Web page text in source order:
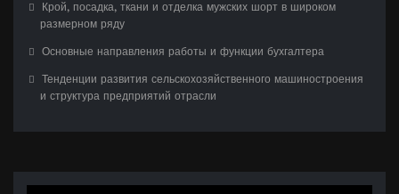
Крой, посадка, ткани и отделка мужских шорт в широком
размерном ряду
Основные направления работы и функции бухгалтера
Тенденции развития сельскохозяйственного машиностроения
и структура предприятий отрасли